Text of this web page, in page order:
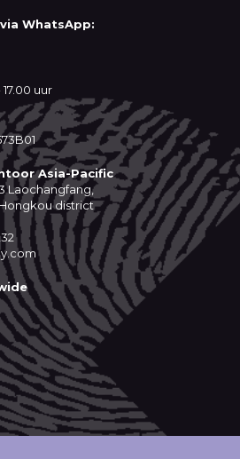
WhatsApp:
uur
Asia-Pacific
Laochangfang,
Hongkou district